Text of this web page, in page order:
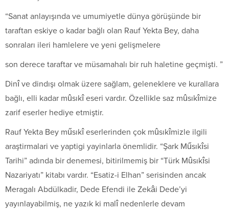
“Sanat anlayışında ve umumiyetle dünya görüşünde bir
taraftan eskiye o kadar bağlı olan Rauf Yekta Bey, daha
sonraları ileri hamlelere ve yeni gelişmelere
son derece taraftar ve müsamahalı bir ruh haletine geçmişti. ”
Dinî ve dindışı olmak üzere sağlam, geleneklere ve kurallara
bağlı, elli kadar mûsıkî eseri vardır. Özellikle saz mûsıkîmize
zarif eserler hediye etmiştir.
Rauf Yekta Bey műsıkî eserlerinden çok mûsıkîmizle ilgili
araştirmalari ve yaptigi yayinlarla önemlidir. “Şark Műsıkîsi
Tarihi” adında bir denemesi, bitirilmemiş bir “Türk Mûsıkîsi
Nazariyatı” kitabı vardır. “Esatiz-i Elhan” serisinden ancak
Meragalı Abdülkadir, Dede Efendi ile Zekâi Dede’yi
yayınlayabilmiş, ne yazık ki malî nedenlerle devam